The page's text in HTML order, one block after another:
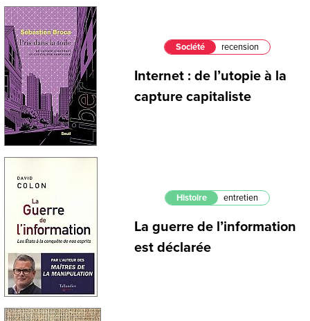
Société recension
Internet : de l’utopie à la
capture capitaliste
Histoire entretien
La guerre de l’information
est déclarée